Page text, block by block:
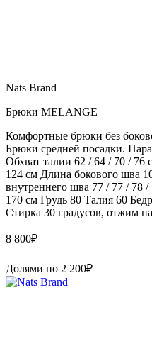
Nats Brand
Брюки MELANGE
Комфортные брюки без
Брюки средней посадки.
Обхват талии 62 / 64 / 70 / 76
124 см Длина бокового шва
внутреннего шва 77 / 77 / 78
170 см Грудь 80 Талия 60
Стирка 30 градусов, отжим
8 800₽
Долями по 2 200₽